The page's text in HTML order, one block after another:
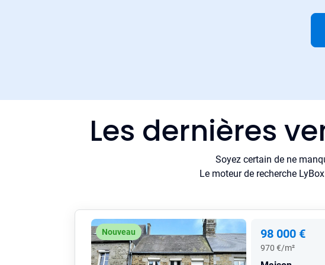
Les dernières
Soyez certain de ne
Le moteur de recherche
Nouveau 98 000 €
970 €/m²